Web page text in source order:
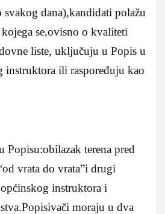
dana),kandidati polažu
se,ovisno o kvaliteti
liste, uključuju u Popis u
instruktora ili raspoređuju kao
Popisu:obilazak terena pred
vrata do vrata”i drugi
instruktora i
moraju u dva